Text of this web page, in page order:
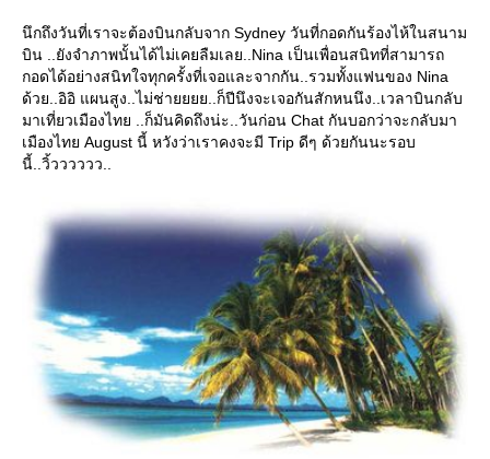
นึกถึงวันที่เราจะต้องบินกลับจาก Sydney วันที่กอดกันร้องไห้ในสนาม
บิน ..ยังจำภาพนั้นได้ไม่เคยลืมเลย..Nina เป็นเพื่อนสนิทที่สามารถ
กอดได้อย่างสนิทใจทุกครั้งที่เจอและจากกัน..รวมทั้งแฟนของ Nina
ด้วย..อิอิ แผนสูง..ไม่ช่ายยยย..ก็ปีนึงจะเจอกันสักหนนึง..เวลาบินกลับ
มาเที่ยวเมืองไทย ..ก็มันคิดถึงน่ะ..วันก่อน Chat กันบอกว่าจะกลับมา
เมืองไทย August นี้ หวังว่าเราคงจะมี Trip ดีๆ ด้วยกันนะรอบ
นี้..วิ้วววววว..